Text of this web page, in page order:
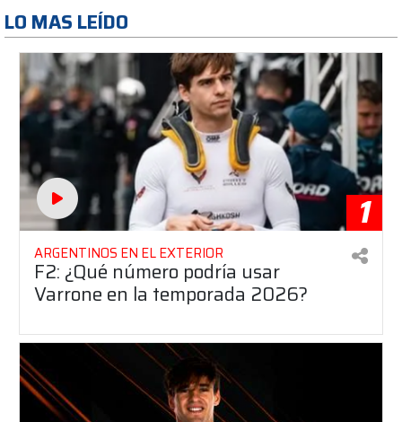
LO MAS LEÍDO
1
ARGENTINOS EN EL EXTERIOR
F2: ¿Qué número podría usar
Varrone en la temporada 2026?